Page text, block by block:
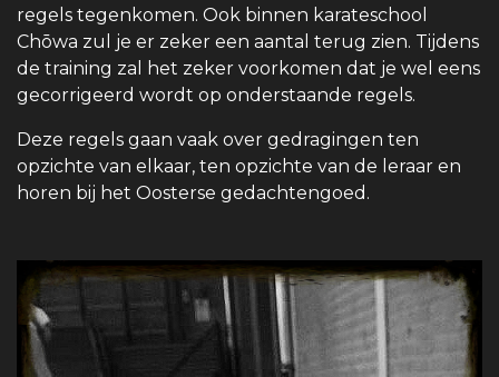
regels tegenkomen. Ook binnen karateschool
Chōwa zul je er zeker een aantal terug zien. Tijdens
de training zal het zeker voorkomen dat je wel eens
gecorrigeerd wordt op onderstaande regels.
Deze regels gaan vaak over gedragingen ten
opzichte van elkaar, ten opzichte van de leraar en
horen bij het Oosterse gedachtengoed.